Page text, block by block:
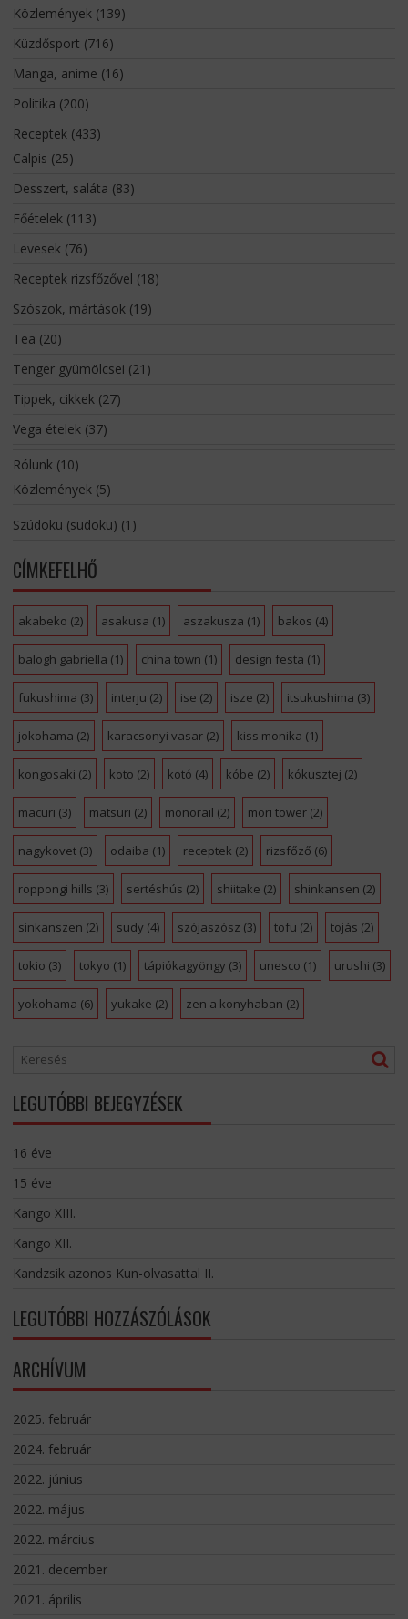
Közlemények(139)
Küzdősport (716)
Manga, anime (16)
Politika (200)
Receptek(433)
Calpis (25)
Desszert, saláta (83)
Főételek(113)
Levesek(76)
Receptek rizsfőzővel (18)
Szószok, mártások(19)
Tea (20)
Tenger gyümölcsei (21)
Tippek, cikkek(27)
Vega ételek(37)
Rólunk(10)
Közlemények(5)
Szúdoku (sudoku) (1)
CÍMKEFELHŐ
akabeko (2) asakusa (1) aszakusza (1) bakos (4)
balogh gabriella (1) china town (1) design festa (1)
fukushima (3) interju (2) ise (2) isze (2) itsukushima (3)
jokohama (2) karacsonyi vasar(2) kiss monika (1)
kongosaki (2) koto (2) kotó (4) kóbe (2) kókusztej (2)
macuri (3) matsuri (2) monorail (2) mori tower(2)
nagykovet(3) odaiba (1) receptek (2) rizsfőző (6)
roppongi hills (3) sertéshús (2) shiitake (2) shinkansen (2)
sinkanszen (2) sudy (4) szójaszósz (3) tofu (2) tojás (2)
tokio (3) tokyo (1) tápiókagyöngy (3) unesco (1) urushi (3)
yokohama (6) yukake (2) zen a konyhaban (2)
LEGUTÓBBI BEJEGYZÉSEK
16 éve
15 éve
Kango XIII.
Kango XII.
Kandzsik azonos Kun-olvasattal II.
LEGUTÓBBI HOZZÁSZÓLÁSOK
ARCHÍVUM
2025. február
2024. február
2022. június
2022. május
2022. március
2021. december
2021. április